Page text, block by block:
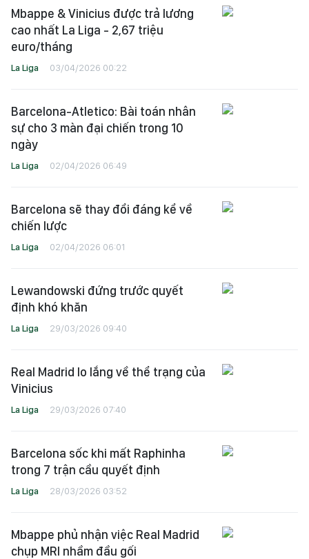
Mbappe & Vinicius được trả lương
cao nhất La Liga - 2,67 triệu
euro/tháng
La Liga 03/04/2026 00:22
Barcelona-Atletico: Bài toán nhân
sự cho 3 màn đại chiến trong 10
ngày
La Liga 02/04/2026 06:49
Barcelona sẽ thay đổi đáng kể về
chiến lược
La Liga 02/04/2026 06:01
Lewandowski đứng trước quyết
định khó khăn
La Liga 29/03/2026 09:40
Real Madrid lo lắng về thể trạng của
Vinicius
La Liga 29/03/2026 07:40
Barcelona sốc khi mất Raphinha
trong 7 trận cầu quyết định
La Liga 28/03/2026 03:52
Mbappe phủ nhận việc Real Madrid
chụp MRI nhầm đầu gối